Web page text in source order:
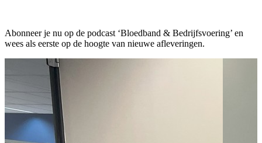
Abonneer je nu op de podcast ‘Bloedband & Bedrijfsvoering’ en
wees als eerste op de hoogte van nieuwe afleveringen.